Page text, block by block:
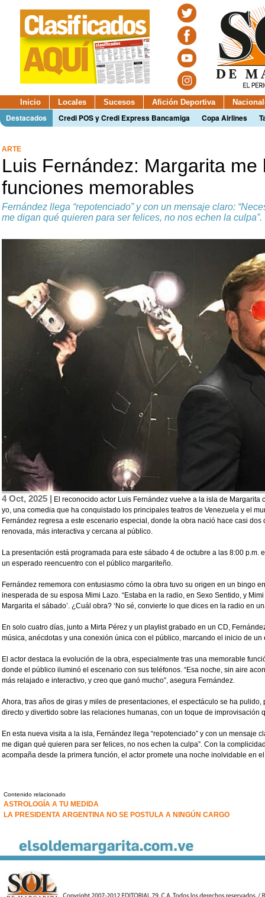
Inicio Locales Sucesos Afición Deportiva
Destacados Credi POS y Credi Express Bancamiga Copa Airlines
ARTE
Luis Fernández: Margarita me
funciones memorables
Fernández llega “repotenciado” y con un mensaje claro:
me digan qué quieren para ser felices, no nos echen la culpa”.
4 Oct, 2025 | El reconocido actor Luis Fernández vuelve a la isla de Margarita
yo, una comedia que ha conquistado los principales teatros de Venezuela y el
Fernández regresa a este escenario especial, donde la obra nació hace casi
renovada, más interactiva y cercana al público.
La presentación está programada para este sábado 4 de octubre a las 8:00 p.m.
un esperado reencuentro con el público margariteño.
Fernández rememora con entusiasmo cómo la obra tuvo su origen en un bingo
inesperada de su esposa Mimi Lazo. “Estaba en la radio, en Sexo Sentido, y
Margarita el sábado’. ¿Cuál obra? ‘No sé, convierte lo que dices en la radio en
En solo cuatro días, junto a Mirta Pérez y un playlist grabado en un CD,
música, anécdotas y una conexión única con el público, marcando el inicio de un
El actor destaca la evolución de la obra, especialmente tras una memorable
donde el público iluminó el escenario con sus teléfonos. “Esa noche, sin aire
más relajado e interactivo, y creo que ganó mucho”, asegura Fernández.
Ahora, tras años de giras y miles de presentaciones, el espectáculo se ha
directo y divertido sobre las relaciones humanas, con un toque de improvisación
En esta nueva visita a la isla, Fernández llega “repotenciado” y con un mensaje
me digan qué quieren para ser felices, no nos echen la culpa”. Con la
acompaña desde la primera función, el actor promete una noche inolvidable en
Contenido relacionado
ASTROLOGÍA A TU MEDIDA
LA PRESIDENTA ARGENTINA NO SE POSTULA A NINGÚN CARGO